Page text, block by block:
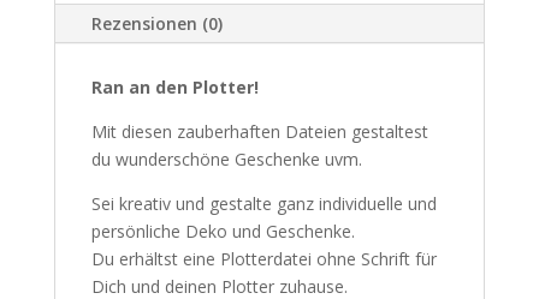
Rezensionen (0)
Ran an den Plotter!
Mit diesen zauberhaften Dateien gestaltest
du wunderschöne Geschenke uvm.
Sei kreativ und gestalte ganz individuelle und
persönliche Deko und Geschenke.
Du erhältst eine Plotterdatei ohne Schrift für
Dich und deinen Plotter zuhause.